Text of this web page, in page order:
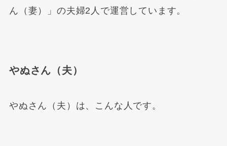
ん（妻）」の夫婦2人で運営しています。
やぬさん（夫）
やぬさん（夫）は、こんな人です。